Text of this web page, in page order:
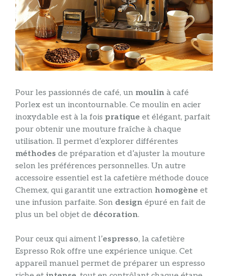
Pour les passionnés de café, un moulin à café
Porlex est un incontournable. Ce moulin en acier
inoxydable est à la fois pratique et élégant, parfait
pour obtenir une mouture fraîche à chaque
utilisation. Il permet d’explorer différentes
méthodes de préparation et d’ajuster la mouture
selon les préférences personnelles. Un autre
accessoire essentiel est la cafetière méthode douce
Chemex, qui garantit une extraction homogène et
une infusion parfaite. Son design épuré en fait de
plus un bel objet de décoration.
Pour ceux qui aiment l’espresso, la cafetière
Espresso Rok offre une expérience unique. Cet
appareil manuel permet de préparer un espresso